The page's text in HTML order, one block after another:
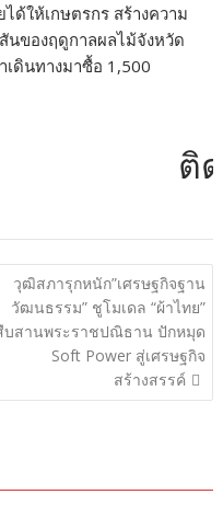
ด้ให้เกษตรกร สร้างความ
นของฤดูกาลผลไม้จังหวัด
ดินทางมาซื้อ 1,500
ติดต่
วุฒิสภารุกหนัก”เศรษฐกิจฐาน
วัฒนธรรม” ชูโมเดล “ผ้าไทย”
บสานพระราชปณิธาน ปักหมุด
Soft Power สู่เศรษฐกิจ
สร้างสรรค์